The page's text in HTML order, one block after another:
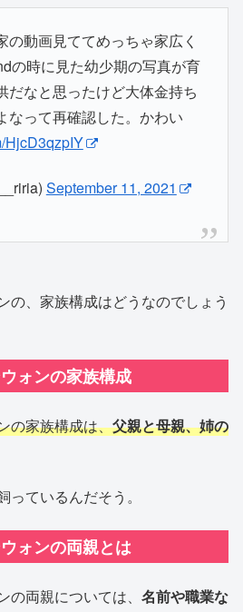
の動画見ててめっちゃ家広く
の時に見た幼少期の写真が育
だなと思ったけど大体金持ち
なって再確認した。かわい
HjcD3qzpIY
September 11, 2021
の、家族構成はどうなのでしょう
ォンの家族構成
の家族構成は、父親と母親、姉の
ているんだそう。
ォンの両親とは
両親については、 名前や職業な